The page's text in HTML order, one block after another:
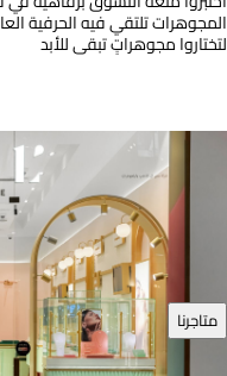
المجوهرات تلتقي فيه الحرفية
لتختاروا مجوهراتٍ تبقى للأبد
متاجرنا